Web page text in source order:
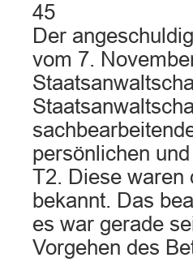
45
Der
vom 7.
persönlichen
T2. Diese waren
bekannt. Das
es war gerade
Vorgehen des